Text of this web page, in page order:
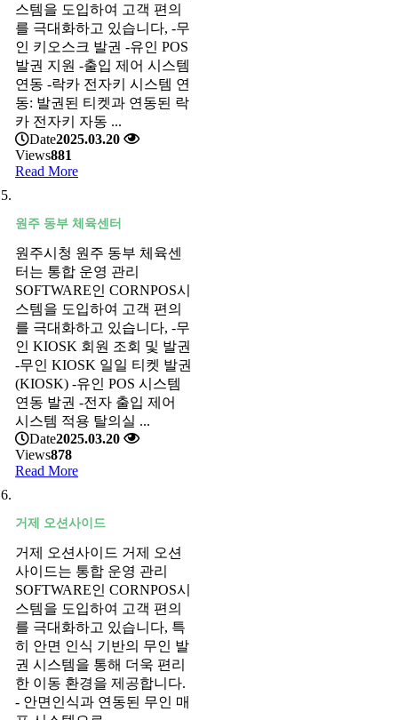
스템을 도입하여 고객 편의
를 극대화하고 있습니다, -무
인 키오스크 발권 -유인 POS
발권 지원 -출입 제어 시스템
연동 -락카 전자키 시스템 연
동: 발권된 티켓과 연동된 락
카 전자키 자동 ...
Date2025.03.20
Views881
Read More
원주 동부 체육센터
원주시청 원주 동부 체육센
터는 통합 운영 관리
SOFTWARE인 CORNPOS시
스템을 도입하여 고객 편의
를 극대화하고 있습니다, -무
인 KIOSK 회원 조회 및 발권
-무인 KIOSK 일일 티켓 발권
(KIOSK) -유인 POS 시스템
연동 발권 -전자 출입 제어
시스템 적용 탈의실 ...
Date2025.03.20
Views878
Read More
거제 오션사이드
거제 오션사이드 거제 오션
사이드는 통합 운영 관리
SOFTWARE인 CORNPOS시
스템을 도입하여 고객 편의
를 극대화하고 있습니다, 특
히 안면 인식 기반의 무인 발
권 시스템을 통해 더욱 편리
한 이동 환경을 제공합니다.
- 안면인식과 연동된 무인 매